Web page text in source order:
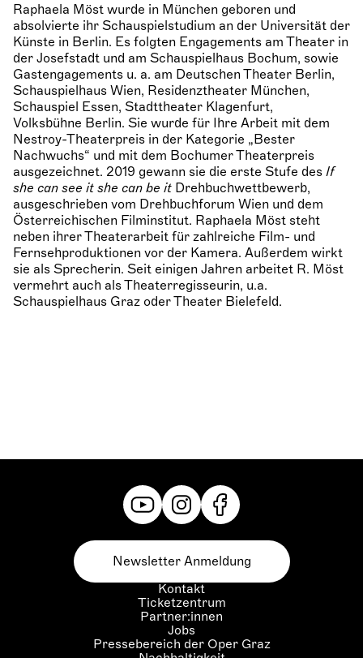
Raphaela Möst wurde in München geboren und
absolvierte ihr Schauspielstudium an der Universität der
Künste in Berlin. Es folgten Engagements am Theater in
der Josefstadt und am Schauspielhaus Bochum, sowie
Gastengagements u. a. am Deutschen Theater Berlin,
Schauspielhaus Wien, Residenztheater München,
Schauspiel Essen, Stadttheater Klagenfurt,
Volksbühne Berlin. Sie wurde für Ihre Arbeit mit dem
Nestroy-Theaterpreis in der Kategorie „Bester
Nachwuchs“ und mit dem Bochumer Theaterpreis
ausgezeichnet. 2019 gewann sie die erste Stufe des If
she can see it she can be it Drehbuchwettbewerb,
ausgeschrieben vom Drehbuchforum Wien und dem
Österreichischen Filminstitut. Raphaela Möst steht
neben ihrer Theaterarbeit für zahlreiche Film- und
Fernsehproduktionen vor der Kamera. Außerdem wirkt
sie als Sprecherin. Seit einigen Jahren arbeitet R. Möst
vermehrt auch als Theaterregisseurin, u.a.
Schauspielhaus Graz oder Theater Bielefeld.
Kontakt
Ticketzentrum
Partner:innen
Jobs
Pressebereich der Oper Graz
Newsletter Anmeldung